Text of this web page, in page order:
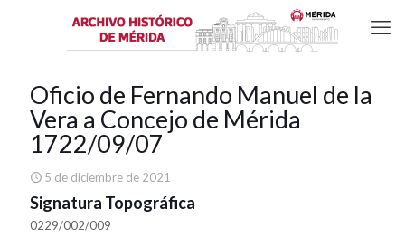
Oficio de Fernando Manuel de la
Vera a Concejo de Mérida
1722/09/07
5 de diciembre de 2021
Signatura Topográfica
0229/002/009